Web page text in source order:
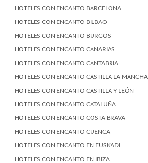
HOTELES CON ENCANTO BARCELONA
HOTELES CON ENCANTO BILBAO
HOTELES CON ENCANTO BURGOS
HOTELES CON ENCANTO CANARIAS
HOTELES CON ENCANTO CANTABRIA
HOTELES CON ENCANTO CASTILLA LA MANCHA
HOTELES CON ENCANTO CASTILLA Y LEÓN
HOTELES CON ENCANTO CATALUÑA
HOTELES CON ENCANTO COSTA BRAVA
HOTELES CON ENCANTO CUENCA
HOTELES CON ENCANTO EN EUSKADI
HOTELES CON ENCANTO EN IBIZA